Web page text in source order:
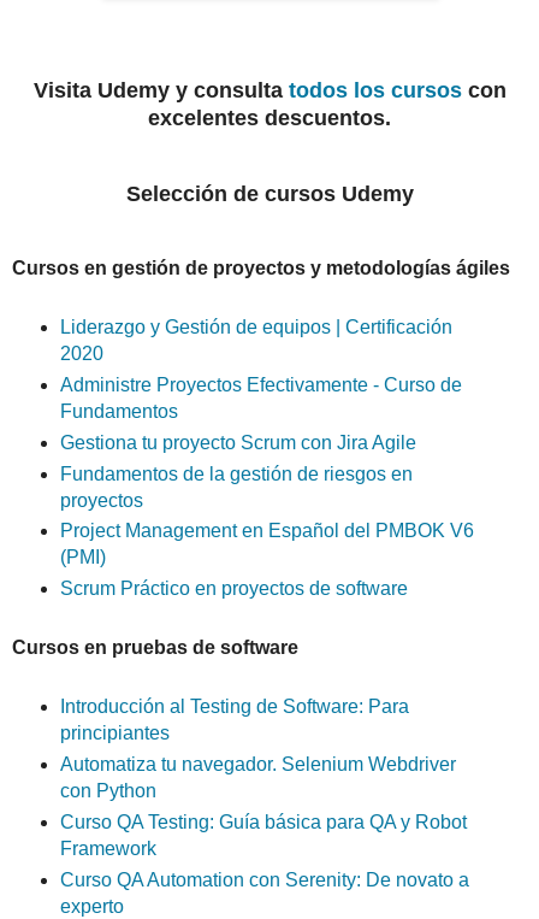
Visita Udemy y consulta todos los cursoscon
excelentes descuentos.
Selección de cursos Udemy
Cursos en gestión de proyectos y metodologías ágiles
Liderazgo y Gestión de equipos | Certificación
2020
Administre Proyectos Efectivamente - Curso de
Fundamentos
Gestiona tu proyecto Scrum con Jira Agile
Fundamentos de la gestión de riesgos en
proyectos
Project Management en Español del PMBOK V6
(PMI)
Scrum Práctico en proyectos de software
Cursos en pruebas de software
Introducción al Testing de Software: Para
principiantes
Automatiza tu navegador. Selenium Webdriver
con Python
Curso QA Testing: Guía básica para QA y Robot
Framework
Curso QA Automation con Serenity: De novato a
experto